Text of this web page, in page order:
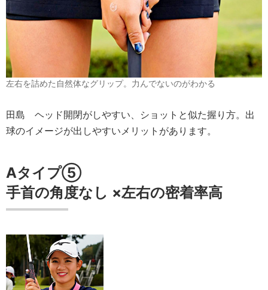
左右を詰めた自然体なグリップ。力んでないのがわかる
田島 ヘッド開閉がしやすい、ショットと似た握り方。出
球のイメージが出しやすいメリットがあります。
Aタイプ⑤
手首の角度なし ×左右の密着率高